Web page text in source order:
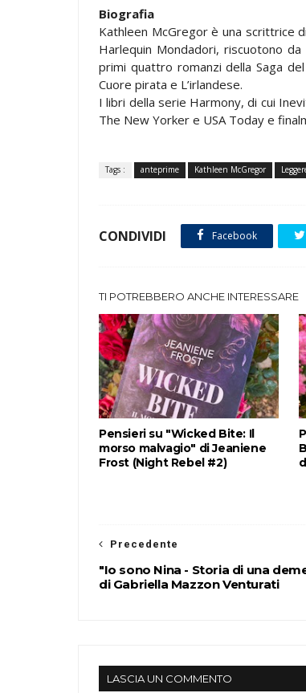
Biografia
Kathleen McGregor è una scrittrice
Harlequin Mondadori, riscuotono
primi quattro romanzi della Saga
Cuore pirata e L’irlandese.
I libri della serie Harmony, di cui
The New Yorker e USA Today e
Tags : anteprime Kathleen McGregor
CONDIVIDI Facebook
TI POTREBBERO ANCHE INTERESSARE
Pensieri su "Wicked Bite: Il
morso malvagio" di Jeaniene
Frost (Night Rebel #2)
Precedente
"Io sono Nina - Storia di una
di Gabriella Mazzon Venturati
LASCIA UN COMMENTO